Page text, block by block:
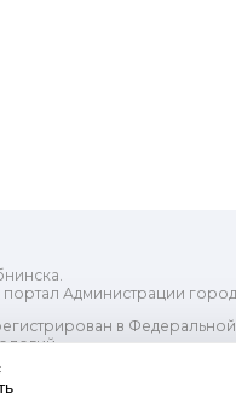
Администрации
в
2018 года.
73321